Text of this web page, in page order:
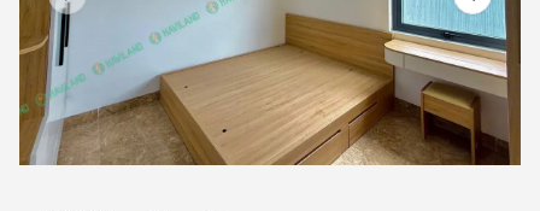
Previous slide Next